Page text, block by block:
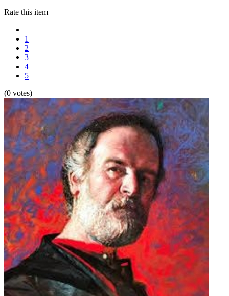
Rate this item
1
2
3
4
5
(0 votes)